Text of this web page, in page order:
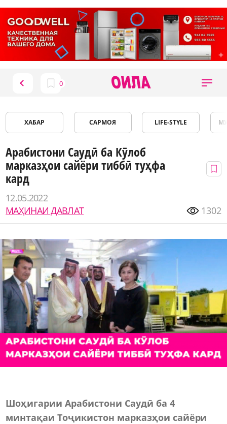
ХАБАР САРМОЯ LIFE-STYLE
Арабистони Саудӣ ба Кӯлоб
марказҳои сайёри тиббӣ туҳфа
кард
12.05.2022
МАҲИНАИ ДАВЛАТ
1302
Шоҳигарии Арабистони Саудӣ ба 4
минтақаи Тоҷикистон марказҳои сайёри